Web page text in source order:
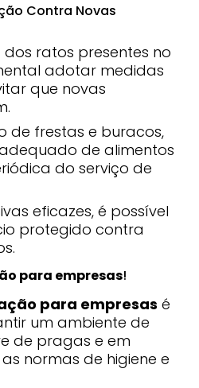
Contra Novas
ratos presentes no
adotar medidas
que novas
de frestas e buracos,
de alimentos
do serviço de
eficazes, é possível
protegido contra
para empresas!
para empresas é
um ambiente de
de pragas e em
normas de higiene e